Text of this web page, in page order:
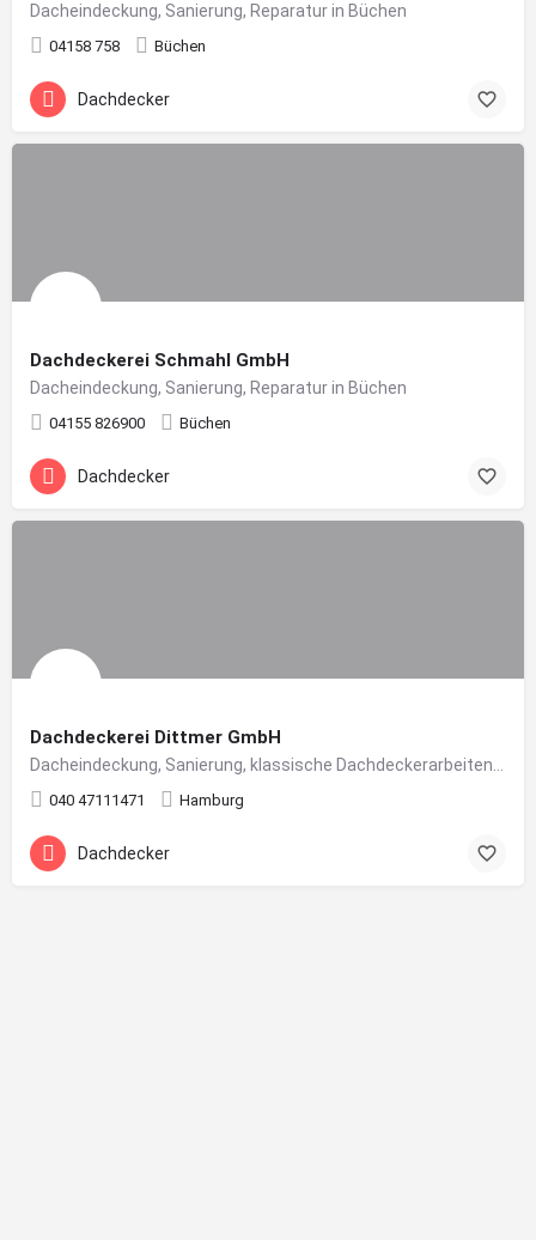
Dacheindeckung, Sanierung, Reparatur in Büchen
04158 758 Büchen
Dachdecker
Dachdeckerei Schmahl GmbH
Dacheindeckung, Sanierung, Reparatur in Büchen
04155 826900 Büchen
Dachdecker
Dachdeckerei Dittmer GmbH
040 47111471 Hamburg
Dachdecker